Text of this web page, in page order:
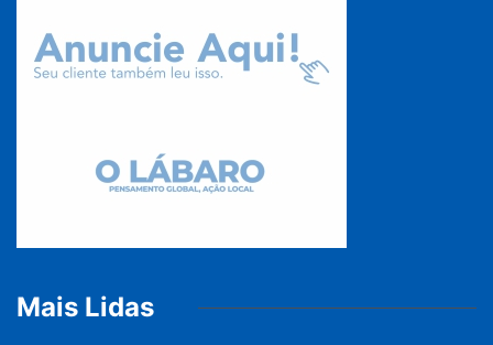
Mais Lidas